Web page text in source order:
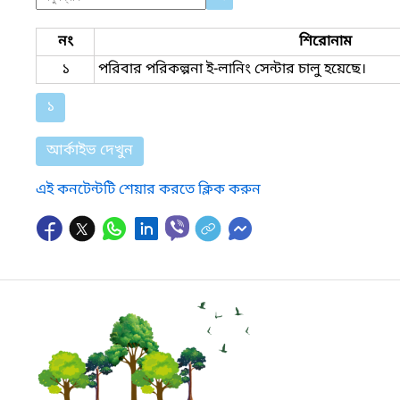
নং শিরোনাম
১
পরিবার পরিকল্পনা ই-লানিং সেন্টার চালু হয়েছে।
১
আর্কাইভ দেখুন
এই কনটেন্টটি শেয়ার করতে ক্লিক করুন